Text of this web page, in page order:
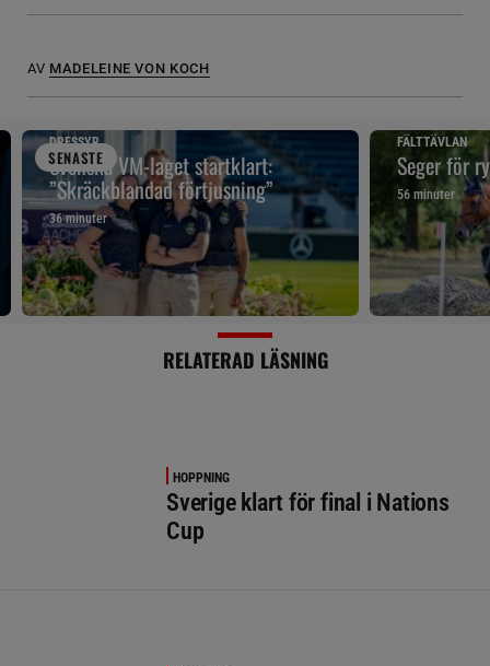
AV MADELEINE VON KOCH
SENASTE
DRESSYR
Svenska VM-laget startklart:
”Skräckblandad förtjusning”
36 minuter
FÄLTTÄVLAN
Seger för
56 minuter
RELATERAD LÄSNING
HOPPNING
Sverige klart för final i Nations
Cup